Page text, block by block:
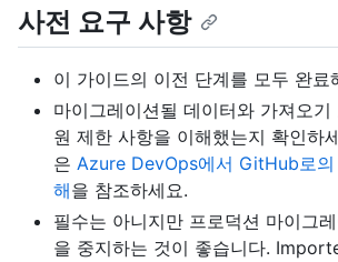
사전 요구 사항
이 가이드의 이전 단계를 모두 완료
마이그레이션될 데이터와 가져오기
원 제한 사항을 이해했는지 확인하
은 Azure DevOps에서 GitHub로의
해을 참조하세요.
필수는 아니지만 프로덕션 마이그
을 중지하는 것이 좋습니다.